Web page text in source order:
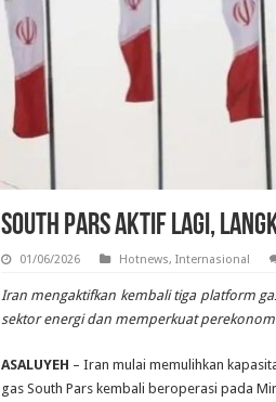
South Pars Aktif Lagi,
01/06/2026 Hotnews, Internasional
Iran mengaktifkan kembali tiga platform
sektor energi dan memperkuat
ASALUYEH – Iran mulai memulihkan
gas South Pars kembali beroperasi pada